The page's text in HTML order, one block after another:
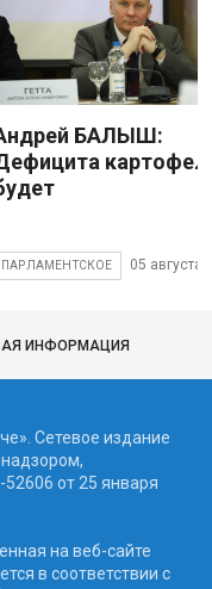
БАЛЫШ:
ПАРЛАМЕНТСКОЕ 05 августа
ИНФОРМАЦИЯ
Сетевое издание
от 25 января
на веб-сайте
в соответствии с